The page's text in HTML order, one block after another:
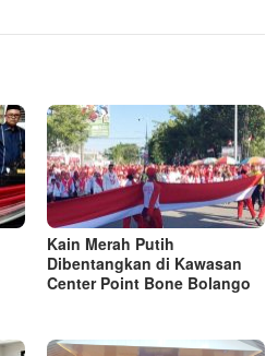
Kain Merah Putih
Dibentangkan di Kawasan
Center Point Bone Bolango